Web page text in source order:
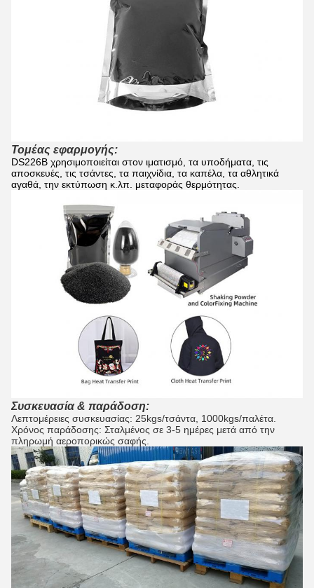
Τομέας εφαρμογής:
DS226B χρησιμοποιείται στον ιματισμό, τα υποδήματα, τις
αποσκευές, τις τσάντες, τα παιχνίδια, τα καπέλα, τα αθλητικά
αγαθά, την εκτύπωση κ.λπ. μεταφοράς θερμότητας.
Συσκευασία & παράδοση:
Λεπτομέρειες συσκευασίας: 25kgs/τσάντα, 1000kgs/παλέτα.
Χρόνος παράδοσης: Σταλμένος σε 3-5 ημέρες μετά από την
πληρωμή αεροπορικώς σαφής.